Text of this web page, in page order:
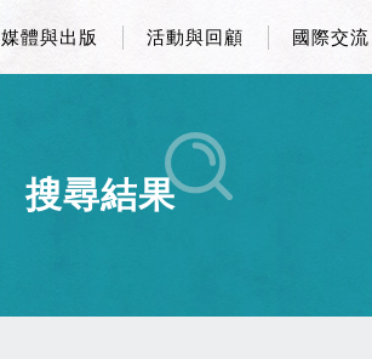
媒體與出版 活動與回顧 國際交流
搜尋結果